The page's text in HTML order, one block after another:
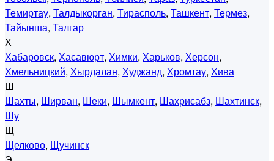
Темиртау, Талдыкорган, Тирасполь, Ташкент, Термез,
Тайынша, Талгар
Х
Хабаровск, Хасавюрт, Химки, Харьков, Херсон,
Хмельницкий, Хырдалан, Худжанд, Хромтау, Хива
Ш
Шахты, Ширван, Шеки, Шымкент, Шахрисабз, Шахтинск,
Шу
Щ
Щелково, Щучинск